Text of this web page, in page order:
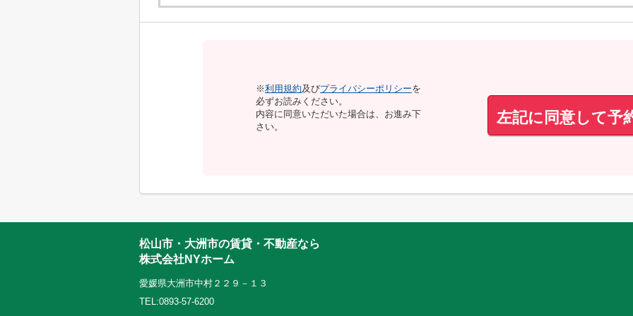
※利用規約及びプライバシーポリシーを
必ずお読みください。
内容に同意いただいた場合は、お進み下
さい。
左記に同意して予
松山市・大洲市の賃貸・不動産なら
株式会社NYホーム
愛媛県大洲市中村２２９－１３
TEL:0893-57-6200